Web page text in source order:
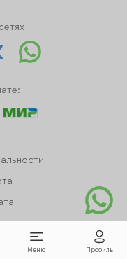
Меню Профиль